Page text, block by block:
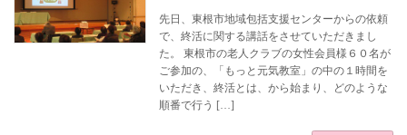
先日、東根市地域包括支援センターからの依頼
で、終活に関する講話をさせていただきまし
た。 東根市の老人クラブの女性会員様６０名が
ご参加の、「もっと元気教室」の中の１時間を
いただき、終活とは、から始まり、どのような
順番で行う […]